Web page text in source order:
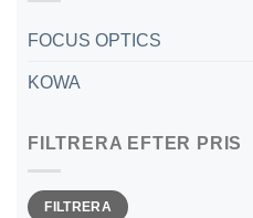
FOCUS OPTICS
KOWA
FILTRERA EFTER PRIS
Min
pris
Max
prisFILTRERA